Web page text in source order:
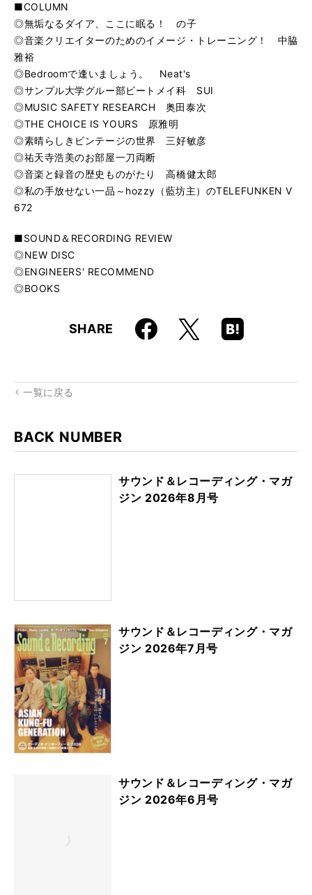
■COLUMN
◎無垢なるダイア、ここに眠る！ の子
◎音楽クリエイターのためのイメージ・トレーニング！ 中脇
雅裕
◎Bedroomで逢いましょう。 Neat's
◎サンプル大学グルー部ビートメイ科 SUI
◎MUSIC SAFETY RESEARCH 奥田泰次
◎THE CHOICE IS YOURS 原雅明
◎素晴らしきビンテージの世界 三好敏彦
◎祐天寺浩美のお部屋一刀両断
◎音楽と録音の歴史ものがたり 高橋健太郎
◎私の手放せない一品～hozzy（藍坊主）のTELEFUNKEN V
672
■SOUND＆RECORDING REVIEW
◎NEW DISC
◎ENGINEERS' RECOMMEND
◎BOOKS
SHARE Faceboo
k
X
Hatena
Boo
一覧に戻る
BACK NUMBER
サウンド＆レコーディング・マガ
ジン 2026年8月号
サウンド＆レコーディング・マガ
ジン 2026年7月号
サウンド＆レコーディング・マガ
ジン 2026年6月号